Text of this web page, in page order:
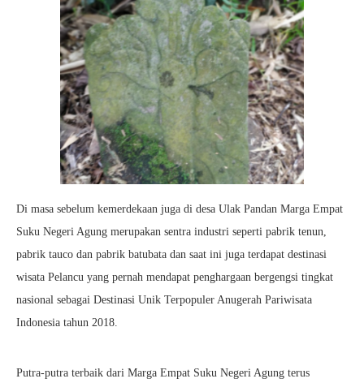
Di masa sebelum kemerdekaan juga di desa Ulak Pandan Marga Empat
Suku Negeri Agung merupakan sentra industri seperti pabrik tenun,
pabrik tauco dan pabrik batubata dan saat ini juga terdapat destinasi
wisata Pelancu yang pernah mendapat penghargaan bergengsi tingkat
nasional sebagai Destinasi Unik Terpopuler Anugerah Pariwisata
Indonesia tahun 2018.
Putra-putra terbaik dari Marga Empat Suku Negeri Agung terus